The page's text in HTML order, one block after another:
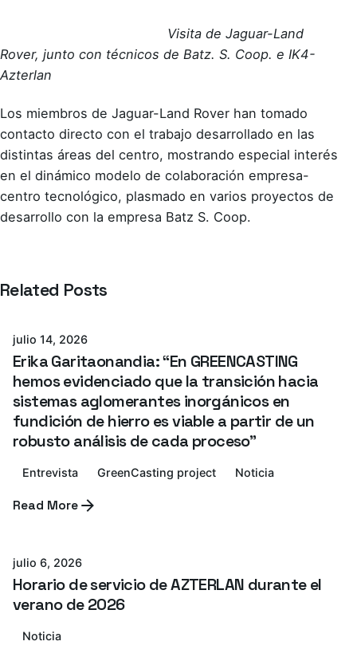
Visita de Jaguar-Land
Rover, junto con técnicos de Batz. S. Coop. e IK4-
Azterlan
Los miembros de Jaguar-Land Rover han tomado
contacto directo con el trabajo desarrollado en las
distintas áreas del centro, mostrando especial interés
en el dinámico modelo de colaboración empresa-
centro tecnológico, plasmado en varios proyectos de
desarrollo con la empresa Batz S. Coop.
Related Posts
Azterlan Team
julio 14, 2026
Erika Garitaonandia: “En GREENCASTING
hemos evidenciado que la transición hacia
sistemas aglomerantes inorgánicos en
fundición de hierro es viable a partir de un
robusto análisis de cada proceso”
Entrevista GreenCasting project Noticia
Read MoreAzterlan Team
julio 6, 2026
Horario de servicio de AZTERLAN durante el
verano de 2026
Noticia